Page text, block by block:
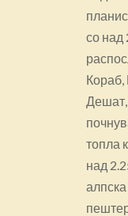
со над
Дешат,
топла
над